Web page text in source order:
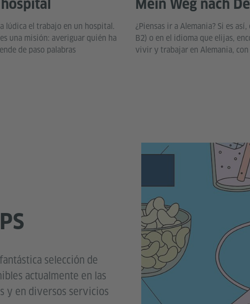
lúdica el trabajo en un hospital.
una misión: averiguar quién ha
de paso palabras
Mein Weg nach
¿Piensas ir a Alemania? Si es
B2) o en el idioma que elijas,
vivir y trabajar en Alemania,
selección de
actualmente en las
y en diversos servicios